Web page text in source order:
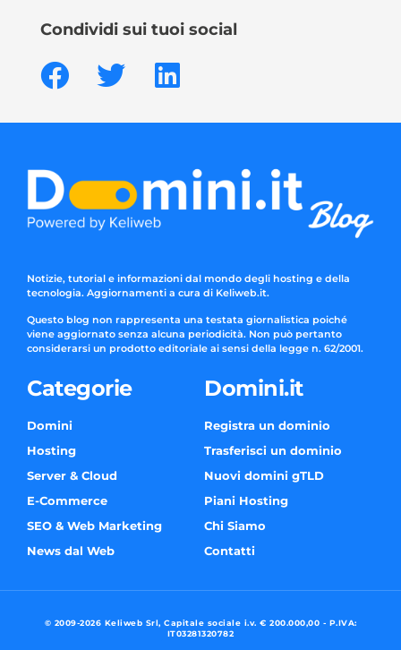
Condividi sui tuoi social
Notizie, tutorial e informazioni dal mondo degli hosting e della
tecnologia. Aggiornamenti a cura di Keliweb.it.
Questo blog non rappresenta una testata giornalistica poiché
viene aggiornato senza alcuna periodicità. Non può pertanto
considerarsi un prodotto editoriale ai sensi della legge n. 62/2001.
Categorie
Domini
Hosting
Server & Cloud
E-Commerce
SEO & Web Marketing
News dal Web
Domini.it
Registra un dominio
Trasferisci un dominio
Nuovi domini gTLD
Piani Hosting
Chi Siamo
Contatti
© 2009-2026 Keliweb Srl, Capitale sociale i.v. € 200.000,00 - P.IVA:
IT03281320782